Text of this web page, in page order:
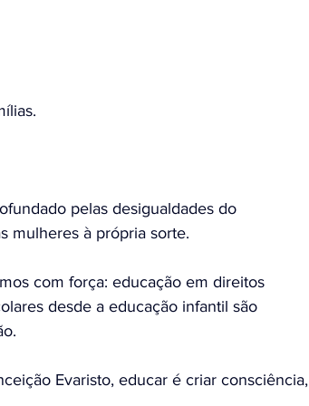
pelas desigualdades do
mulheres à própria sorte.
com força: educação em direitos
desde a educação infantil são
Evaristo, educar é criar consciência,